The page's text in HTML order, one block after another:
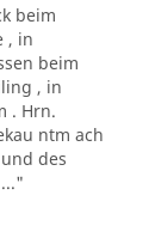
beim
, in
beim
, in
. Hrn.
ntm ach
des